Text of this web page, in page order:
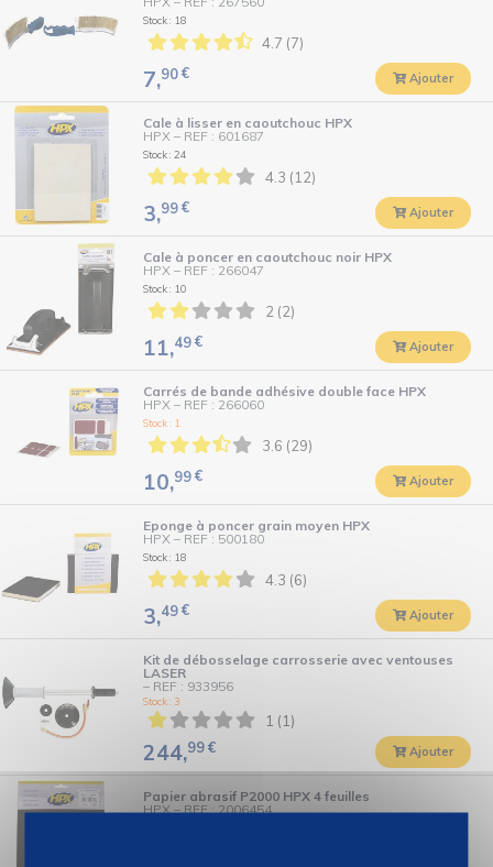
Stock : 18
4.7 (7)
7,90€ Ajouter
Cale à lisser en caoutchouc HPX
HPX – REF : 601687
Stock : 24
4.3 (12)
3,99€ Ajouter
Cale à poncer en caoutchouc noir HPX
HPX – REF : 266047
Stock : 10
2 (2)
11,49€ Ajouter
Carrés de bande adhésive double face HPX
HPX – REF : 266060
Stock : 1
3.6 (29)
10,99€ Ajouter
Eponge à poncer grain moyen HPX
HPX – REF : 500180
Stock : 18
4.3 (6)
3,49€ Ajouter
Kit de débosselage carrosserie avec ventouses
LASER
– REF : 933956
Stock : 3
1 (1)
244,99€ Ajouter
Papier abrasif P2000 HPX 4 feuilles
HPX–REF : 2006454